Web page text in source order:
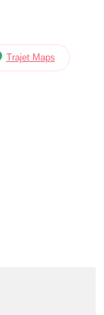
Trajet Maps